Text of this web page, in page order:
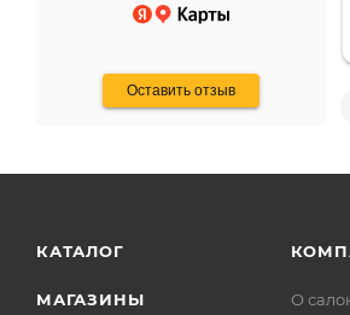
Оставить отзыв
КАТАЛОГ
МАГАЗИНЫ
О